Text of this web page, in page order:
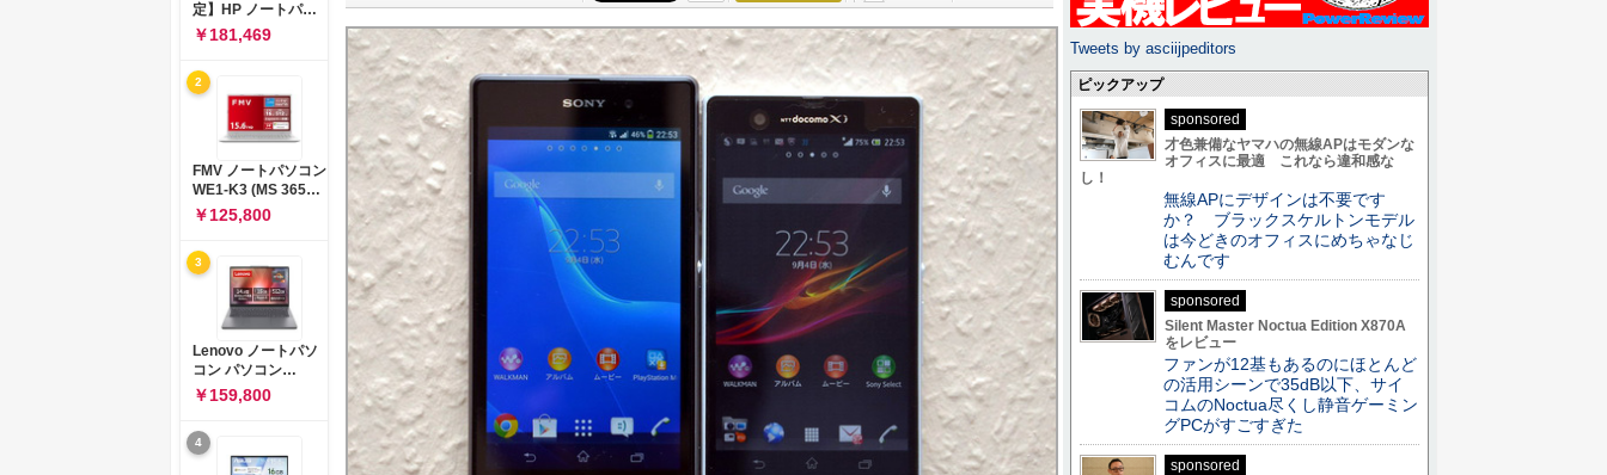
定】HP ノートパソ
コン 15-fd 15.6イン
チ インテル Core 5
120U メモリ16GB
SSD512GB
Windows 11
Microsoft Office
2024搭載 WPS
Office搭載 カメラシ
ャッター 指紋認証 薄
型 Copilotキー搭載
ナチュラルシルバー
￥181,469
2
FMV ノートパソコン
WE1-K3 (MS 365
Personal/Copilotキ
ー搭載/Win 11/15.6
型/Core
i5/16GB/SSD
512GB/ホワイト)
FMVWK3E15W_AZ
￥125,800
3
Lenovo ノートパソ
コン パソコン
IdeaPad Slim 3 14.0
インチ AMD
Ryzen™ 5 8640HS
メモリ16GB
SSD512GB
￥159,800
4
Tweets by asciijpeditors
ピックアップ
sponsored
才色兼備なヤマハの無線APはモダンな
オフィスに最適 これなら違和感な
し！
無線APにデザインは不要です
か？ ブラックスケルトンモデル
は今どきのオフィスにめちゃなじ
むんです
sponsored
Silent Master Noctua Edition X870A
をレビュー
ファンが12基もあるのにほとんど
の活用シーンで35dB以下、サイ
コムのNoctua尽くし静音ゲーミン
グPCがすごすぎた
sponsored